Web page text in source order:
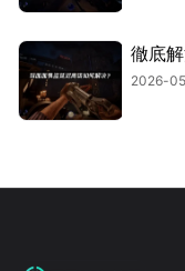
徹底
2026-